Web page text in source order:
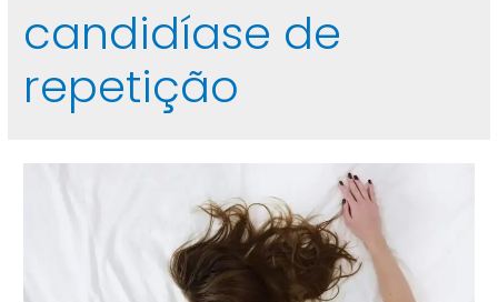
candidíase de
repetição